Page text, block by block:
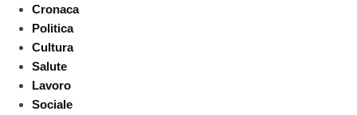
Cronaca
Politica
Cultura
Salute
Lavoro
Sociale